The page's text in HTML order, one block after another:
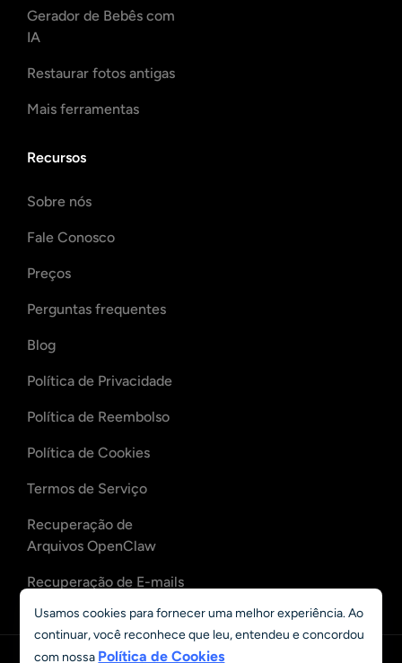
Efeitos de vídeo
Aprimorador de vídeo
Removedor de Marca-d'água de Vídeo
Gerador de Bebês com
IA
Restaurar fotos antigas
Mais ferramentas
Recursos
Sobre nós
Fale Conosco
Preços
Perguntas frequentes
Blog
Política de Privacidade
Política de Reembolso
Política de Cookies
Termos de Serviço
Recuperação de
Arquivos OpenClaw
Recuperação de E-mails
Usamos cookies para fornecer uma melhor experiência. Ao
continuar, você reconhece que leu, entendeu e concordou
com nossa Política de Cookies